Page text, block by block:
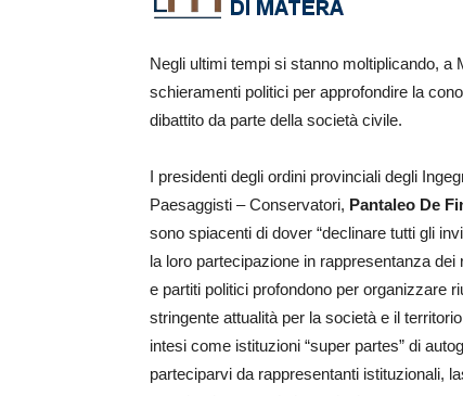
Negli ultimi tempi si stanno moltiplicando, a
schieramenti politici per approfondire la
dibattito da parte della società civile.
I presidenti degli ordini provinciali degli
Paesaggisti – Conservatori, Pantaleo De
sono spiacenti di dover “declinare tutti gli
la loro partecipazione in rappresentanza
e partiti politici profondono per organizzare
stringente attualità per la società e il
intesi come istituzioni “super partes” di
parteciparvi da rappresentanti istituzionali,